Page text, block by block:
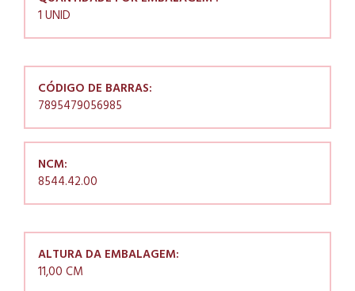
1 UNID
CÓDIGO DE BARRAS:
7895479056985
NCM:
8544.42.00
ALTURA DA EMBALAGEM:
11,00 CM